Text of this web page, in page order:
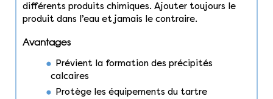
différents produits chimiques. Ajouter toujours le
produit dans l’eau et jamais le contraire.
Avantages
Prévient la formation des précipités
calcaires
Protège les équipements du tartre